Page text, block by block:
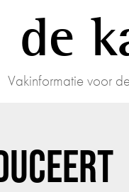
de
Vakinformatie voor